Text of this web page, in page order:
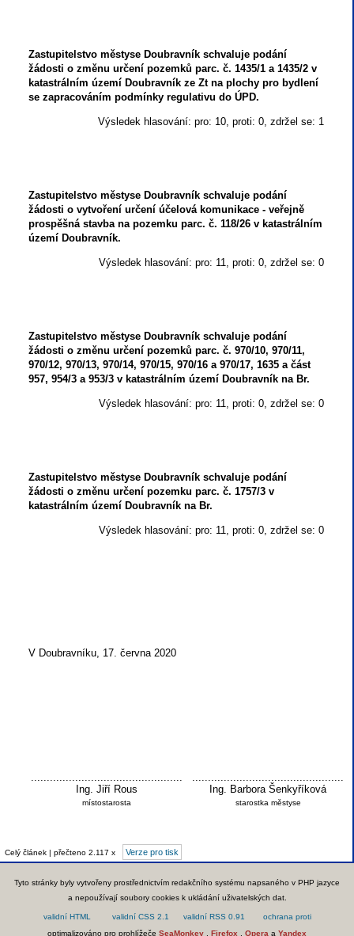
Zastupitelstvo městyse Doubravník schvaluje podání
žádosti o změnu určení pozemků parc. č. 1435/1 a 1435/2 v
katastrálním území Doubravník ze Zt na plochy pro bydlení
se zapracováním podmínky regulativu do ÚPD.
Výsledek hlasování: pro: 10, proti: 0, zdržel se: 1
Zastupitelstvo městyse Doubravník schvaluje podání
žádosti o vytvoření určení účelová komunikace - veřejně
prospěšná stavba na pozemku parc. č. 118/26 v katastrálním
území Doubravník.
Výsledek hlasování: pro: 11, proti: 0, zdržel se: 0
Zastupitelstvo městyse Doubravník schvaluje podání
žádosti o změnu určení pozemků parc. č. 970/10, 970/11,
970/12, 970/13, 970/14, 970/15, 970/16 a 970/17, 1635 a část
957, 954/3 a 953/3 v katastrálním území Doubravník na Br.
Výsledek hlasování: pro: 11, proti: 0, zdržel se: 0
Zastupitelstvo městyse Doubravník schvaluje podání
žádosti o změnu určení pozemku parc. č. 1757/3 v
katastrálním území Doubravník na Br.
Výsledek hlasování: pro: 11, proti: 0, zdržel se: 0
V Doubravníku, 17. června 2020
................................................
Ing. Jiří Rous
místostarosta
................................................
Ing. Barbora Šenkyříková
starostka městyse
Celý článek | přečteno 2.117 x Verze pro tisk
Tyto stránky byly vytvořeny prostřednictvím redakčního systému napsaného v PHP jazyce
a nepoužívají soubory cookies k ukládání uživatelských dat.
optimalizováno pro prohlížeče SeaMonkey Firefox Opera a Yandex